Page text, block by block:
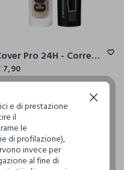
Cover Pro 24H - Correttore Alta Coprenza
7,90
5 Colori
e di prestazione
il
le
di profilazione),
invece per
al fine di
Continua senza accettare